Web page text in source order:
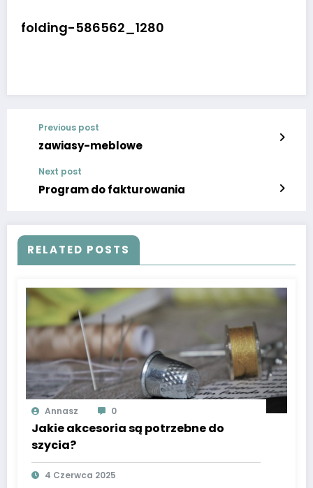
folding-586562_1280
Previous post
zawiasy-meblowe
Next post
Program do fakturowania
RELATED POSTS
Annasz 0
Jakie akcesoria są potrzebne do
szycia?
4 Czerwca 2025